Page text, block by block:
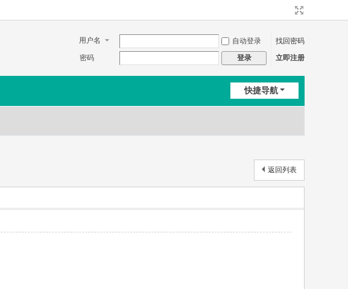
用户名 自动登录
找回密码
密码
登录 立即注册
快捷导航
返回列表